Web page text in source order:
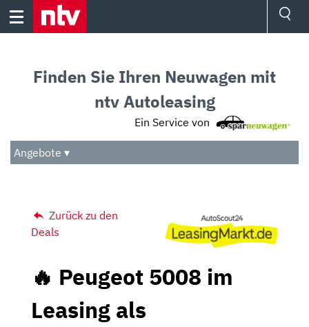
Skip
Audio
Das Beste
Finden Sie Ihren Neuwagen mit
ntv Autoleasing
Ein Service von
Angebote ▾
Zurück zu den
Deals
🔥 Peugeot 5008 im
Leasing als